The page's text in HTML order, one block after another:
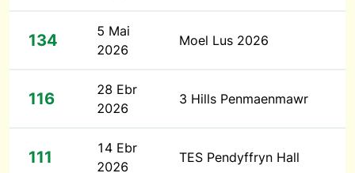
134
5 Mai
2026
Moel Lus 2026
116
28 Ebr
2026
3 Hills Penmaenmawr
111
14 Ebr
2026
TES Pendyffryn Hall